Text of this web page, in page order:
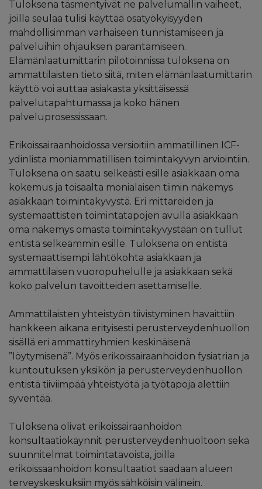
Tuloksena täsmentyivät ne palvelumallin vaiheet,
joilla seulaa tulisi käyttää osatyökyisyyden
mahdollisimman varhaiseen tunnistamiseen ja
palveluihin ohjauksen parantamiseen.
Elämänlaatumittarin pilotoinnissa tuloksena on
ammattilaisten tieto siitä, miten elämänlaatumittarin
käyttö voi auttaa asiakasta yksittäisessä
palvelutapahtumassa ja koko hänen
palveluprosessissaan.
Erikoissairaanhoidossa versioitiin ammatillinen ICF-
ydinlista moniammatillisen toimintakyvyn arviointiin.
Tuloksena on saatu selkeästi esille asiakkaan oma
kokemus ja toisaalta monialaisen tiimin näkemys
asiakkaan toimintakyvystä. Eri mittareiden ja
systemaattisten toimintatapojen avulla asiakkaan
oma näkemys omasta toimintakyvystään on tullut
entistä selkeämmin esille. Tuloksena on entistä
systemaattisempi lähtökohta asiakkaan ja
ammattilaisen vuoropuhelulle ja asiakkaan sekä
koko palvelun tavoitteiden asettamiselle.
Ammattilaisten yhteistyön tiivistyminen havaittiin
hankkeen aikana erityisesti perusterveydenhuollon
sisällä eri ammattiryhmien keskinäisenä
”löytymisenä”. Myös erikoissairaanhoidon fysiatrian ja
kuntoutuksen yksikön ja perusterveydenhuollon
entistä tiiviimpää yhteistyötä ja työtapoja alettiin
syventää.
Tuloksena olivat erikoissairaanhoidon
konsultaatiokäynnit perusterveydenhuoltoon sekä
suunnitelmat toimintatavoista, joilla
erikoissaanhoidon konsultaatiot saadaan alueen
terveyskeskuksiin myös sähköisin välinein.